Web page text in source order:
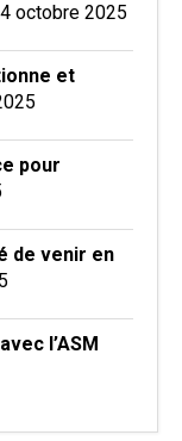
octobre 2025
et
pour
de venir en
l’ASM